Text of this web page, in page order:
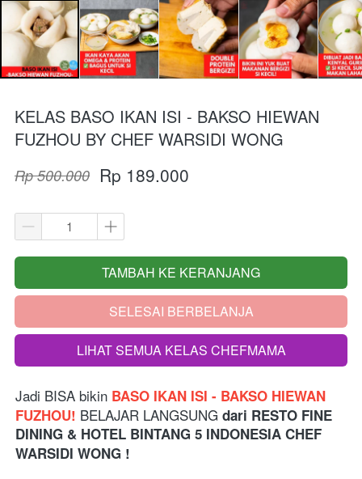
KELAS BASO IKAN ISI - BAKSO HIEWAN
FUZHOU BY CHEF WARSIDI WONG
Rp 500.000 Rp 189.000
`
TAMBAH KE KERANJANG
`SELESAI BERBELANJA
`LIHAT SEMUA KELAS CHEFMAMA
Jadi BISA bikin BASO IKAN ISI - BAKSO HIEWAN
FUZHOU! BELAJAR LANGSUNG dari RESTO FINE
DINING & HOTEL BINTANG 5 INDONESIA CHEF
WARSIDI WONG !